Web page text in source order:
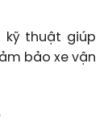
kỹ thuật giúp
bảo xe vận